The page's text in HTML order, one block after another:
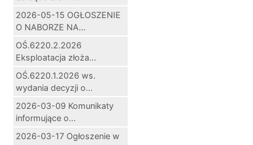
2026-05-15 OGŁOSZENIE
O NABORZE NA...
OŚ.6220.2.2026
Eksploatacja złoża...
OŚ.6220.1.2026 ws.
wydania decyzji o...
2026-03-09 Komunikaty
informujące o...
2026-03-17 Ogłoszenie w